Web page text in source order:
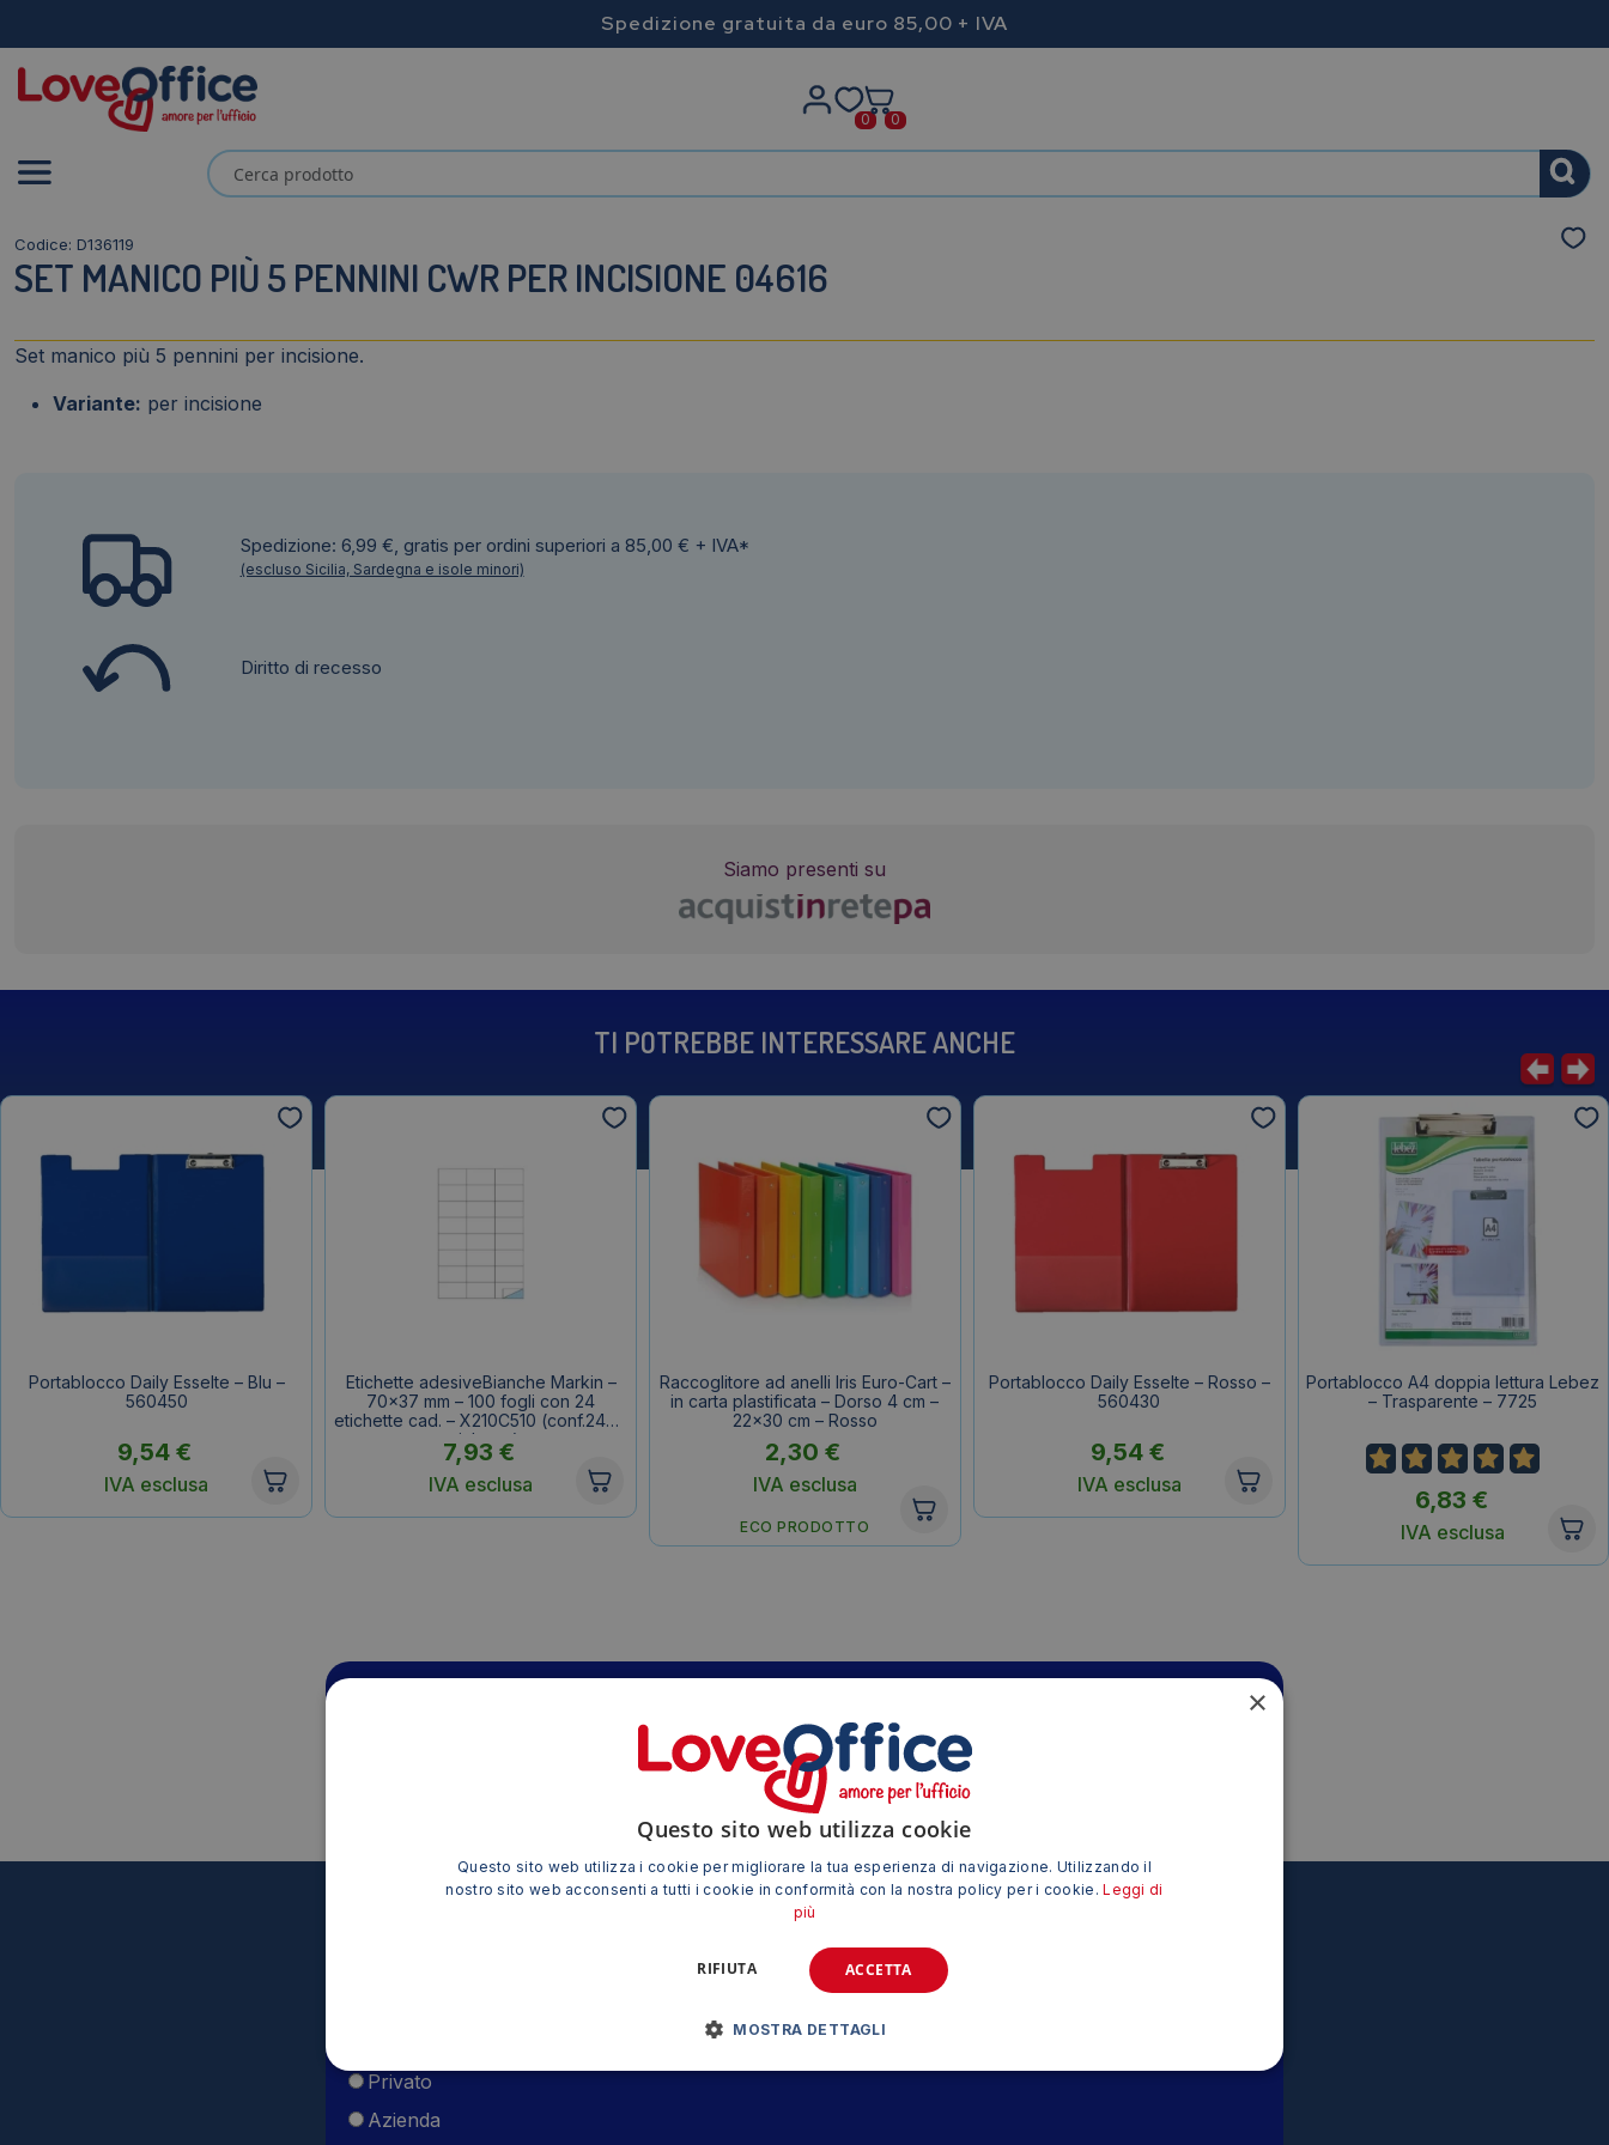
Spedizione gratuita da euro 85,00 + IVA
0 0
Codice: D136119
SET MANICO PIÙ 5 PENNINI CWR PER INCISIONE 04616
Set manico più 5 pennini per incisione.
Variante: per incisione
Spedizione: 6,99 €, gratis per ordini superiori a 85,00 € + IVA*
(escluso Sicilia, Sardegna e isole minori)
Diritto di recesso
Siamo presenti su
TI POTREBBE INTERESSARE ANCHE
Portablocco Daily Esselte – Blu –
560450
9,54€
IVA esclusa
Etichette adesiveBianche Markin –
70×37 mm – 100 fogli con 24
etichette cad. – X210C510 (conf.2400
etichette)
7,93€
IVA esclusa
Raccoglitore ad anelli Iris Euro-Cart –
in carta plastificata – Dorso 4 cm –
22×30 cm – Rosso
2,30€
IVA esclusa
ECO PRODOTTO
Portablocco Daily Esselte – Rosso –
560430
9,54 €
IVA esclusa
Portablocco A4 doppia lettura Lebez
– Trasparente – 7725
6,83 €
IVA esclusa
RICEVI LE NOSTRE OFFERTE SPECIALI
Iscriviti alla nostra newsletter e ricevi subito lo sconto di 5€
Privato
Azienda
×
Questo sito web utilizza cookie
Questo sito web utilizza i cookie per migliorare la tua esperienza di navigazione. Utilizzando il
nostro sito web acconsenti a tutti i cookie in conformità con la nostra policy per i cookie.Leggi di
più
ACCETTA
RIFIUTA
MOSTRA DETTAGLI